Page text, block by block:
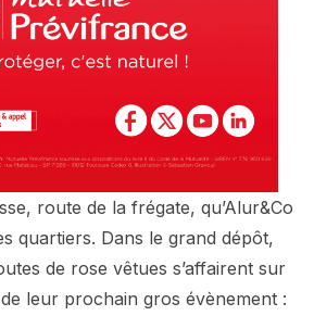
route de la frégate, qu’Alur&Co
quartiers. Dans le grand dépôt,
de rose vêtues s’affairent sur
leur prochain gros évènement :